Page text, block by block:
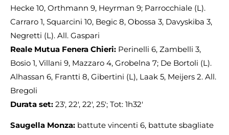
Hecke 10, Orthmann 9, Heyrman 9; Parrocchiale (L).
Carraro 1, Squarcini 10, Begic 8, Obossa 3, Davyskiba 3,
Negretti (L). All. Gaspari
Reale Mutua Fenera Chieri: Perinelli 6, Zambelli 3,
Bosio 1, Villani 9, Mazzaro 4, Grobelna 7; De Bortoli (L).
Alhassan 6, Frantti 8, Gibertini (L), Laak 5, Meijers 2. All.
Bregoli
Durata set: 23′, 22′, 22′, 25′; Tot: 1h32′
Saugella Monza: battute vincenti 6, battute sbagliate